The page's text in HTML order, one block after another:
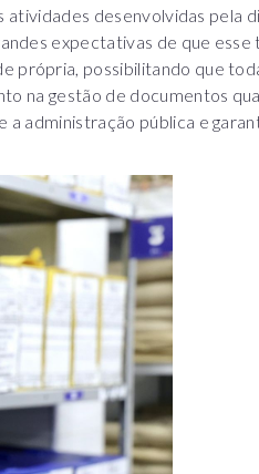
atividades desenvolvidas pela
expectativas de que
própria, possibilitando que
na gestão de documentos
administração pública e